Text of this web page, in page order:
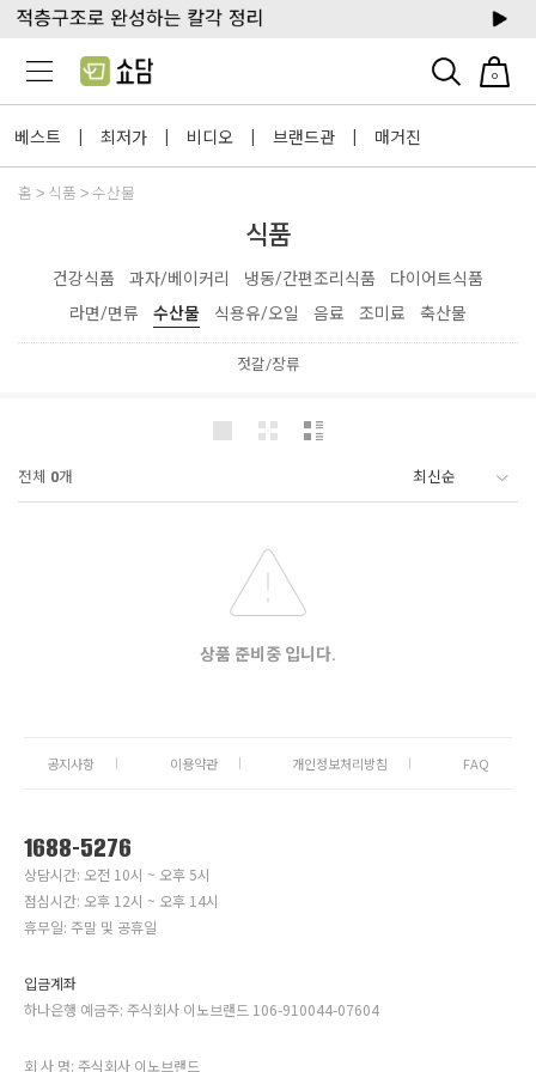
0
베스트 | 최저가 | 비디오 | 브랜드관 | 매거진
홈 식품 수산물
식품
건강식품 과자/베이커리 냉동/간편조리식품
다이어트식품
라면/면류
수산물 식용유/오일 음료 조미료 축산물
젓갈/장류
전체 0개
상품 준비중 입니다.
공지사항 이용약관 개인정보처리방침 FAQ
1688-5276
상담시간: 오전 10시 ~ 오후 5시
점심시간: 오후 12시 ~ 오후 14시
휴무일: 주말 및 공휴일
입금계좌
하나은행 예금주: 주식회사 이노브랜드 106-910044-07604
회 사 명: 주식회사 이노브랜드